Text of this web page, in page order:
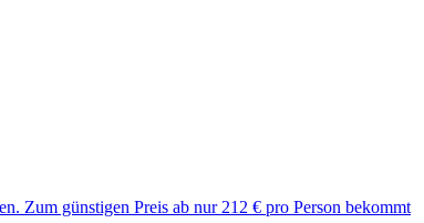
Zum günstigen Preis ab nur 212 € pro Person bekommt